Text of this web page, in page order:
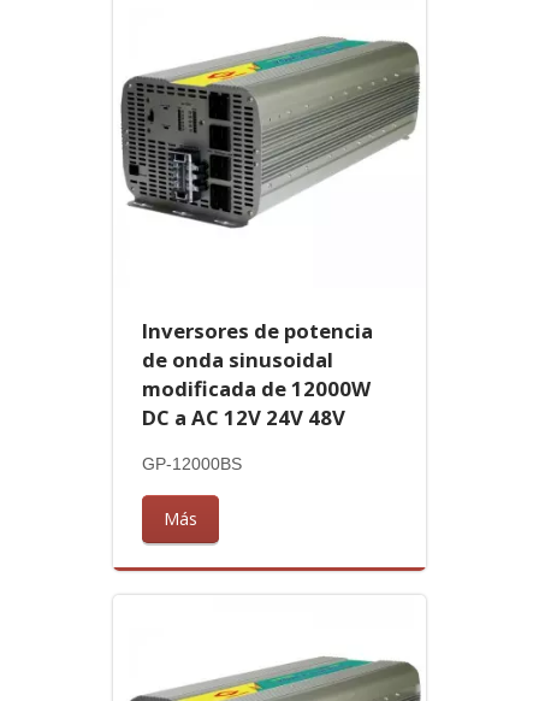
Inversores de potencia
de onda sinusoidal
modificada de 12000W
DC a AC 12V 24V 48V
GP-12000BS
Más